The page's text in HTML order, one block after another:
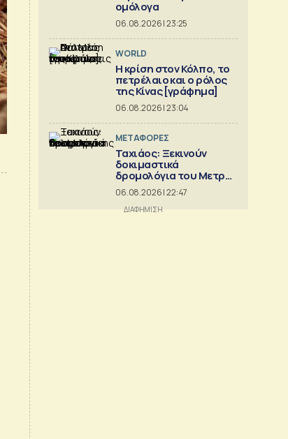
ομόλογα
06.08.2026 | 23:25
WORLD
Η κρίση στoν Κόλπο, το
πετρέλαιο και ο ρόλος
της Κίνας [γράφημα]
06.08.2026 | 23:04
ΜΕΤΑΦΟΡΕΣ
Ταχιάος: Ξεκινούν
δοκιμαστικά
δρομολόγια του Μετρό
Θεσσαλονίκης προς
Καλαμαριά
06.08.2026 | 22:47